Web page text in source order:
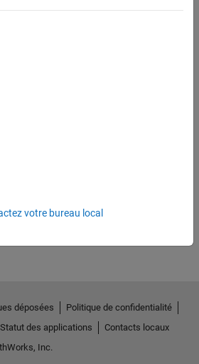
useful was this information?
votre bureau local
déposées
Politique de confidentialité
Statut des applications
Contacts locaux
Inc.